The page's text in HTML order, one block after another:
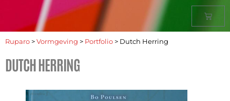
Ruparo > Vormgeving > Portfolio > Dutch Herring
DUTCH HERRING